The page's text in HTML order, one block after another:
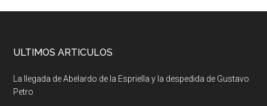
ULTIMOS ARTICULOS
La llegada de Abelardo de la Espriella y la despedida de Gustavo
Petro